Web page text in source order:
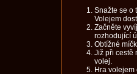
Snažte se o
Volejem
Začněte
rozhodující
Obtížné
Již při cestě
volej.
Hra volejem